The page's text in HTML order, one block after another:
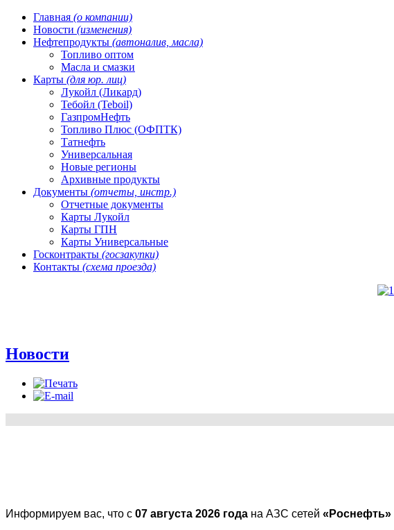
Главная (о компании)
Новости (изменения)
Нефтепродукты (автоналив, масла)
Топливо оптом
Масла и смазки
Карты (для юр. лиц)
Лукойл (Ликард)
Тебойл (Teboil)
ГазпромНефть
Топливо Плюс (ОФПТК)
Татнефть
Универсальная
Новые регионы
Архивные продукты
Документы (отчеты, инстр.)
Отчетные документы
Карты Лукойл
Карты ГПН
Карты Универсальные
Госконтракты (госзакупки)
Контакты (схема проезда)
Новости
Информируем вас, что с 07 августа 2026 года на АЗС сетей «Роснефть»